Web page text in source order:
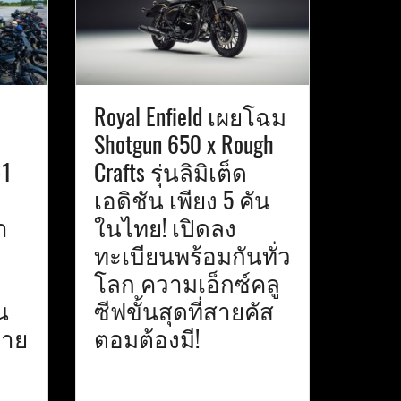
ย
Royal Enfield เผยโฉม
Shotgun 650 x Rough
Crafts รุ่นลิมิเต็ด
เอดิชัน เพียง 5 คัน
ในไทย! เปิดลง
ทะเบียนพร้อมกันทั่ว
โลก ความเอ็กซ์คลู
ซีฟขั้นสุดที่สายคัส
ตอมต้องมี!